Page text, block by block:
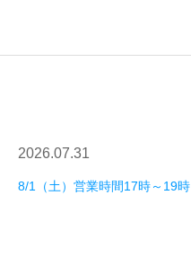
2026.07.31
8/1（土）営業時間17時～19時